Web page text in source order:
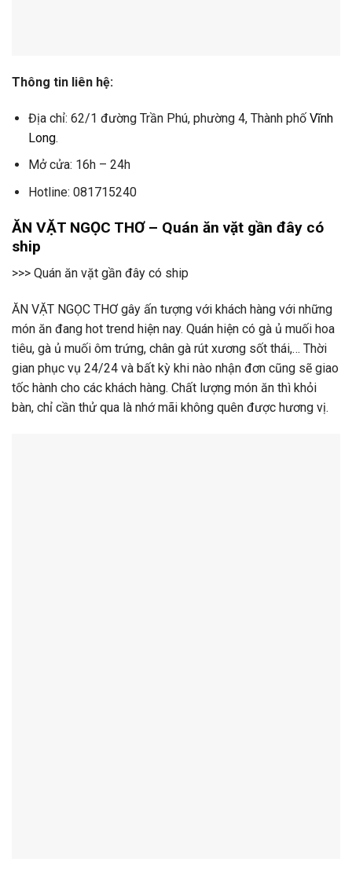
Thông tin liên hệ:
Địa chỉ: 62/1 đường Trần Phú, phường 4, Thành phố Vĩnh
Long.
Mở cửa: 16h – 24h
Hotline: 081715240
ĂN VẶT NGỌC THƠ – Quán ăn vặt gần đây có
ship
>>> Quán ăn vặt gần đây có ship
ĂN VẶT NGỌC THƠ gây ấn tượng với khách hàng với những
món ăn đang hot trend hiện nay. Quán hiện có gà ủ muối hoa
tiêu, gà ủ muối ôm trứng, chân gà rút xương sốt thái,… Thời
gian phục vụ 24/24 và bất kỳ khi nào nhận đơn cũng sẽ giao
tốc hành cho các khách hàng. Chất lượng món ăn thì khỏi
bàn, chỉ cần thử qua là nhớ mãi không quên được hương vị.